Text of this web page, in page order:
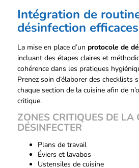
Intégration de
désinfection efficaces
La mise en place d’un protocole de
incluant des étapes claires et
cohérence dans les pratiques
Prenez soin d’élaborer des checklists
chaque section de la cuisine afin de
critique.
ZONES CRITIQUES DE LA
DÉSINFECTER
Plans de travail
Éviers et lavabos
Ustensiles de cuisine